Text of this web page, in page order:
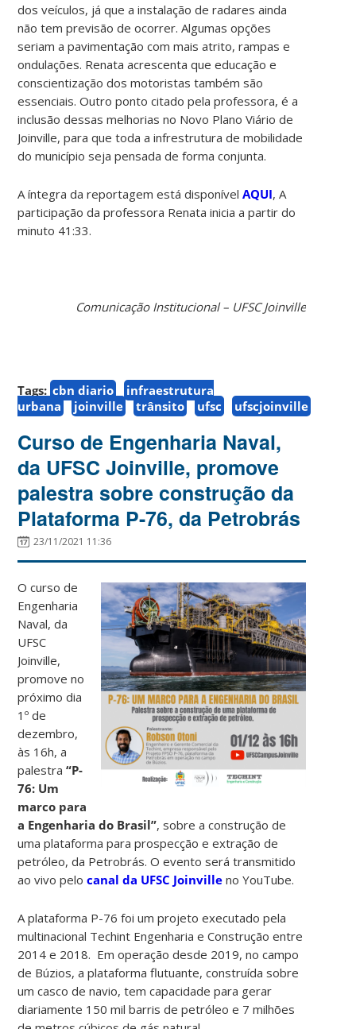
dos veículos, já que a instalação de radares ainda
não tem previsão de ocorrer. Algumas opções
seriam a pavimentação com mais atrito, rampas e
ondulações. Renata acrescenta que educação e
conscientização dos motoristas também são
essenciais. Outro ponto citado pela professora, é a
inclusão dessas melhorias no Novo Plano Viário de
Joinville, para que toda a infrestrutura de mobilidade
do município seja pensada de forma conjunta.
A íntegra da reportagem está disponívelAQUI, A
participação da professora Renata inicia a partir do
minuto 41:33.
Comunicação Institucional – UFSC Joinville
Tags: cbn diario
infraestrutura
urbana
joinville trânsito ufsc ufscjoinville
Curso de Engenharia Naval,
da UFSC Joinville, promove
palestra sobre construção da
Plataforma P-76, da Petrobrás
23/11/2021 11:36
O curso de
Engenharia
Naval, da
UFSC
Joinville,
promove no
próximo dia
1º de
dezembro,
às 16h, a
palestra“P-
76: Um
marco para
a Engenharia do Brasil”, sobre a construção de
uma plataforma para prospecção e extração de
petróleo, da Petrobrás. O evento será transmitido
ao vivo pelocanal da UFSC Joinville no YouTube.
A plataforma P-76 foi um projeto executado pela
multinacional Techint Engenharia e Construção entre
2014 e 2018. Em operação desde 2019, no campo
de Búzios, a plataforma flutuante, construída sobre
um casco de navio, tem capacidade para gerar
diariamente 150 mil barris de petróleo e 7 milhões